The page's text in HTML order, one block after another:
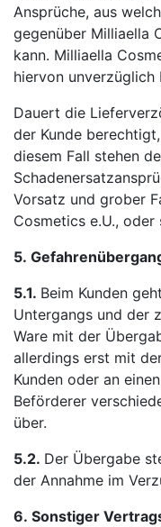
Ansprüche, aus
gegenüber Milliaella
kann. Milliaella
hiervon unverzüglich
Dauert die
der Kunde
diesem Fall stehen
Vorsatz und grober
Cosmetics e.U.,
5.
5.1. Beim Kunden
Untergangs und der
Ware mit der
allerdings erst mit
Kunden oder an
Beförderer
über.
5.2. Der Übergabe
der Annahme im
6. Sonstiger